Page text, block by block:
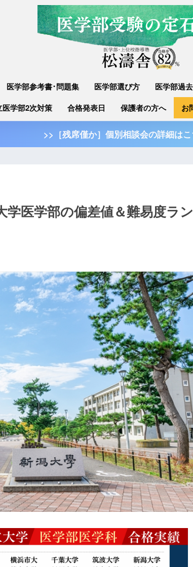
医学部参考書･問題集 医学部選び方 医学部過
医学部2次対策
合格発表日 保護者の方へ お
>>［残席僅か］個別相談会の詳細はこ
学医学部の偏差値＆難易度ラ